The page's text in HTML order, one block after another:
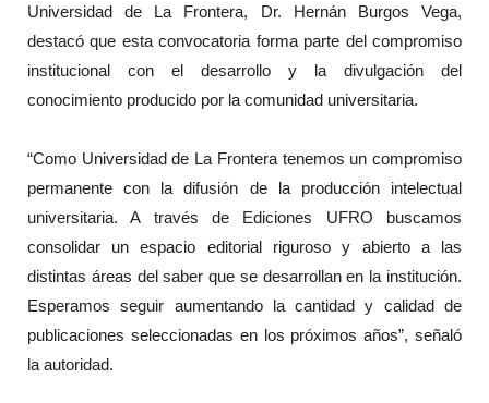
Universidad de La Frontera, Dr. Hernán Burgos Vega,
destacó que esta convocatoria forma parte del compromiso
institucional con el desarrollo y la divulgación del
conocimiento producido por la comunidad universitaria.
“Como Universidad de La Frontera tenemos un compromiso
permanente con la difusión de la producción intelectual
universitaria. A través de Ediciones UFRO buscamos
consolidar un espacio editorial riguroso y abierto a las
distintas áreas del saber que se desarrollan en la institución.
Esperamos seguir aumentando la cantidad y calidad de
publicaciones seleccionadas en los próximos años”, señaló
la autoridad.